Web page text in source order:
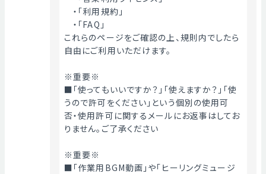
・「利用規約」
・「FAQ」
これらのページをご確認の上、規則内でしたら
自由にご利用いただけます。
※重要※
■「使ってもいいですか？」「使えますか？」「使
うので許可をください」という個別の使用可
否・使用許可に関するメールにお返事はしてお
りません。ご了承ください
※重要※
■「作業用BGM動画」や「ヒーリングミュージ